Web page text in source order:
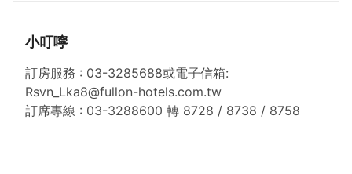
小叮嚀
訂房服務 : 03-3285688或電子信箱:
Rsvn_Lka8@fullon-hotels.com.tw
訂席專線 : 03-3288600 轉 8728 / 8738 / 8758